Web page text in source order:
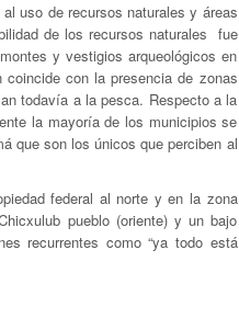
uso de recursos naturales y áreas
de los recursos naturales fue
y vestigios arqueológicos en
con la presencia de zonas
todavía a la pesca. Respecto a la
la mayoría de los municipios se
que son los únicos que perciben al
federal al norte y en la zona
pueblo (oriente) y un bajo
recurrentes como “ya todo está